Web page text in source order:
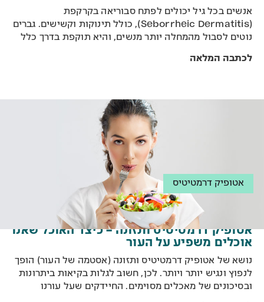
אנשים בכל גיל יכולים לפתח סבוריאה בקרקפת
(Seborrheic Dermatitis), כולל תינוקות וקשישים. גברים
נוטים לסבול מהמחלה יותר מנשים, והיא תוקפת בדרך כלל
אצל קשישים יהיו התסמינים חמורים יותר. למה זה קורה?
לכתבה המלאה
אטופיק דרמטיטיס
אטופיק דרמטיטיס ותזונה – כיצד האוכל שאנו
אוכלים משפיע על העור
נושא של אטופיק דרמטיטיס ותזונה (אסטמה של העור) הופך
לנפוץ ונגיש יותר ויותר. לכן, חשוב לגלות בקיאות ביתרונות
ובסיכונים של מאכלים מסוימים. החיידקים שעל עורנו